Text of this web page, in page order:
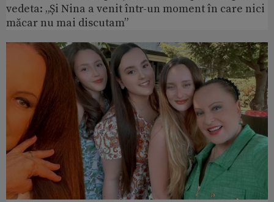
vedeta: „Și Nina a venit într-un moment în care nici
măcar nu mai discutam”